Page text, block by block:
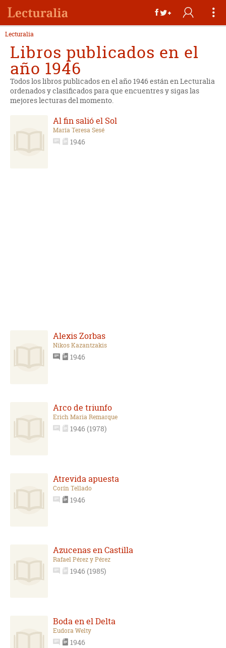
Lecturalia
Libros publicados en el
año 1946
Todos los libros publicados en el año 1946 están en Lecturalia
ordenados y clasificados para que encuentres y sigas las
mejores lecturas del momento.
Al fin salió el Sol
María Teresa Sesé
1946
Alexis Zorbas
Nikos Kazantzakis
1946
Arco de triunfo
Erich Maria Remarque
1946 (1978)
Atrevida apuesta
Corín Tellado
1946
Azucenas en Castilla
Rafael Pérez y Pérez
1946 (1985)
Boda en el Delta
Eudora Welty
1946